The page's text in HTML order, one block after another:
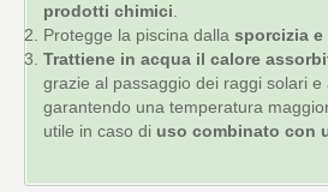
prodotti chimici
Protegge la piscina dalla sporcizia
Trattiene in acqua il calore
grazie al passaggio dei raggi solari e
garantendo una temperatura
utile in caso di uso combinato con